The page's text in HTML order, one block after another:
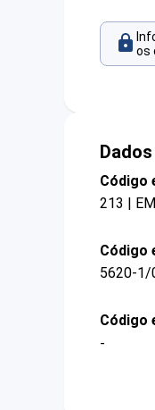
os
Código
213 |
Código
5620-1/
Código
-